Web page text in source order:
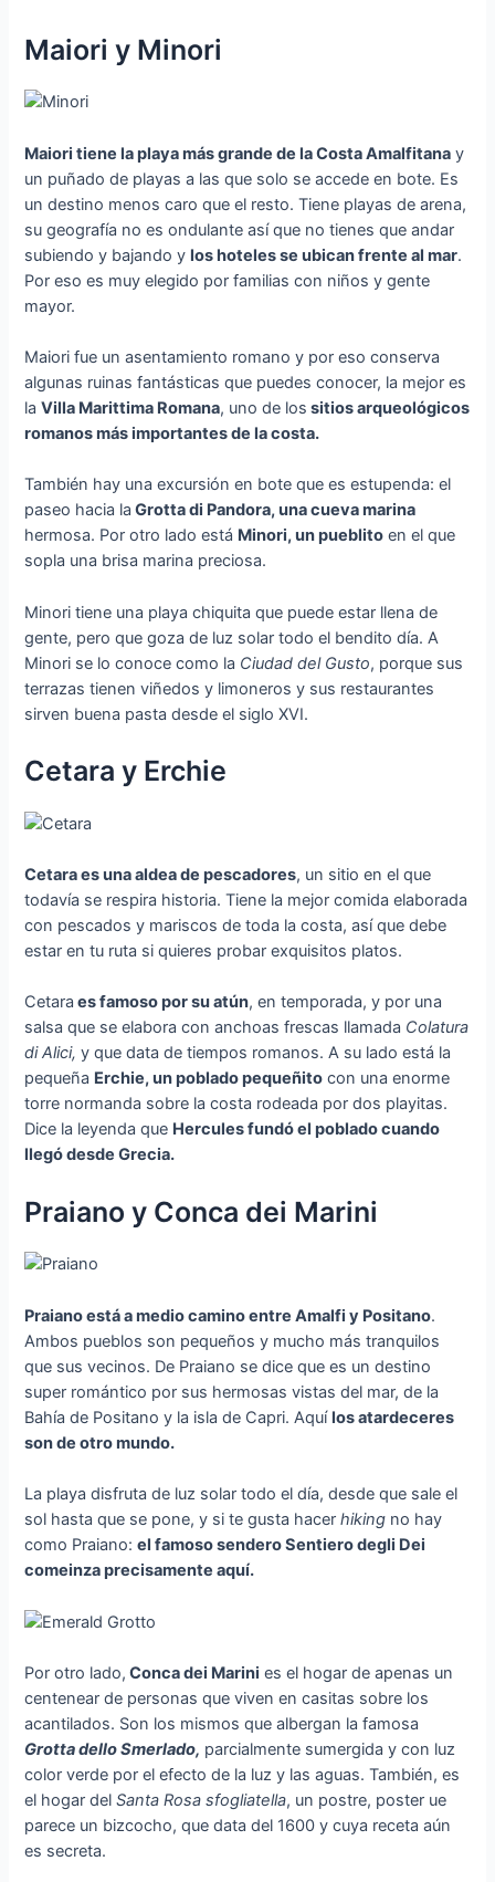
Maiori y Minori
Maiori tiene la playa más grande de la Costa Amalfitana y
un puñado de playas a las que solo se accede en bote. Es
un destino menos caro que el resto. Tiene playas de arena,
su geografía no es ondulante así que no tienes que andar
subiendo y bajando ylos hoteles se ubican frente al mar.
Por eso es muy elegido por familias con niños y gente
mayor.
Maiori fue un asentamiento romano y por eso conserva
algunas ruinas fantásticas que puedes conocer, la mejor es
laVilla Marittima Romana, uno de los sitios arqueológicos
romanos más importantes de la costa.
También hay una excursión en bote que es estupenda: el
paseo hacia la Grotta di Pandora, una cueva marina
hermosa. Por otro lado está Minori, un pueblito en el que
sopla una brisa marina preciosa.
Minori tiene una playa chiquita que puede estar llena de
gente, pero que goza de luz solar todo el bendito día. A
Minori se lo conoce como la Ciudad del Gusto, porque sus
terrazas tienen viñedos y limoneros y sus restaurantes
sirven buena pasta desde el siglo XVI.
Cetara y Erchie
Cetara es una aldea de pescadores, un sitio en el que
todavía se respira historia. Tiene la mejor comida elaborada
con pescados y mariscos de toda la costa, así que debe
estar en tu ruta si quieres probar exquisitos platos.
Cetara es famoso por su atún, en temporada, y por una
salsa que se elabora con anchoas frescas llamada Colatura
di Alici, y que data de tiempos romanos. A su lado está la
pequeña Erchie, un poblado pequeñito con una enorme
torre normanda sobre la costa rodeada por dos playitas.
Dice la leyenda que Hercules fundó el poblado cuando
llegó desde Grecia.
Praiano y Conca dei Marini
Praiano está a medio camino entre Amalfi y Positano.
Ambos pueblos son pequeños y mucho más tranquilos
que sus vecinos. De Praiano se dice que es un destino
super romántico por sus hermosas vistas del mar, de la
Bahía de Positano y la isla de Capri. Aquílos atardeceres
son de otro mundo.
La playa disfruta de luz solar todo el día, desde que sale el
sol hasta que se pone, y si te gusta hacerhiking no hay
como Praiano:el famoso sendero Sentiero degli Dei
comeinza precisamente aquí.
Por otro lado, Conca dei Marini es el hogar de apenas un
centenear de personas que viven en casitas sobre los
acantilados. Son los mismos que albergan la famosa
Grotta dello Smerlado, parcialmente sumergida y con luz
color verde por el efecto de la luz y las aguas. También, es
el hogar del Santa Rosa sfogliatella, un postre, poster ue
parece un bizcocho, que data del 1600 y cuya receta aún
es secreta.